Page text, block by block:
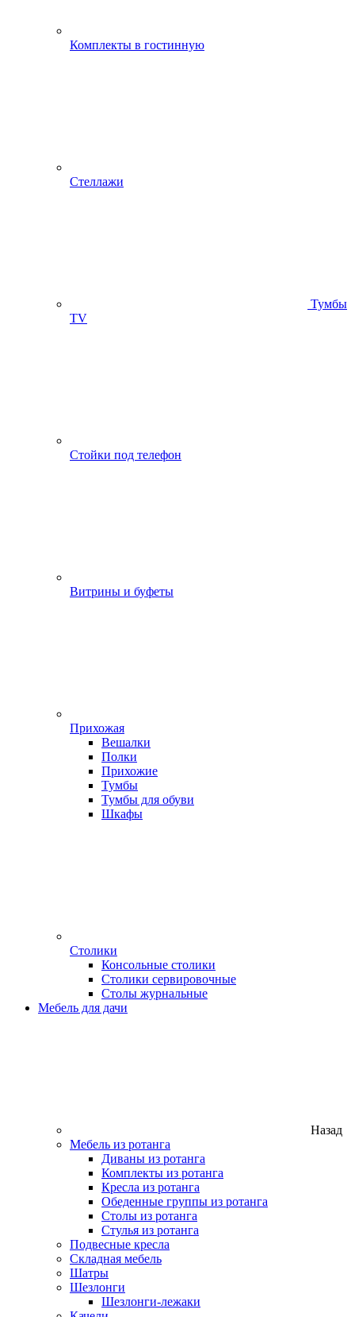
Комплекты в гостинную
Стеллажи
Тумбы
ТV
Стойки под телефон
Витрины и буфеты
Прихожая
Вешалки
Полки
Прихожие
Тумбы
Тумбы для обуви
Шкафы
Столики
Консольные столики
Столики сервировочные
Столы журнальные
Мебель для дачи
Назад
Мебель из ротанга
Диваны из ротанга
Комплекты из ротанга
Кресла из ротанга
Обеденные группы из ротанга
Столы из ротанга
Стулья из ротанга
Подвесные кресла
Складная мебель
Шатры
Шезлонги
Шезлонги-лежаки